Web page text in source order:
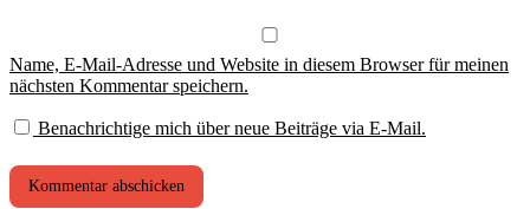
Name, E-Mail-Adresse und Website in diesem Browser für meinen
nächsten Kommentar speichern.
Benachrichtige mich über neue Beiträge via E-Mail.